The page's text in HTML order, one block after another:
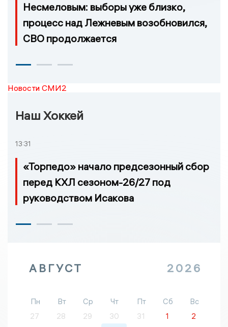
Несмеловым: выборы уже близко,
процесс над Лежневым возобновился,
СВО продолжается
Новости СМИ2
Наш Хоккей
13:31
«Торпедо» начало предсезонный сбор
перед КХЛ сезоном-26/27 под
руководством Исакова
АВГУСТ 2026
Пн Вт Ср Чт Пт Сб
Вс
27
28 29 30 31 1
2